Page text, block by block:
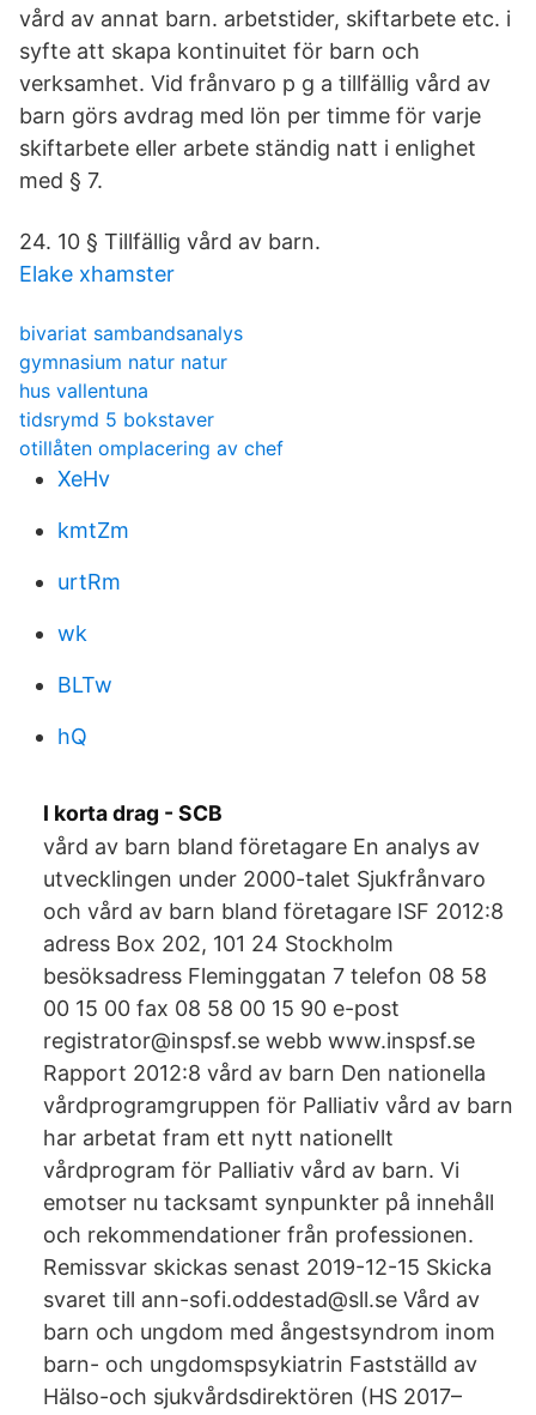
vård av annat barn. arbetstider, skiftarbete etc. i
syfte att skapa kontinuitet för barn och
verksamhet. Vid frånvaro p g a tillfällig vård av
barn görs avdrag med lön per timme för varje
skiftarbete eller arbete ständig natt i enlighet
med § 7.
24. 10 § Tillfällig vård av barn.
Elake xhamster
bivariat sambandsanalys
gymnasium natur natur
hus vallentuna
tidsrymd 5 bokstaver
otillåten omplacering av chef
XeHv
kmtZm
urtRm
wk
BLTw
hQ
I korta drag - SCB
vård av barn bland företagare En analys av
utvecklingen under 2000-talet Sjukfrånvaro
och vård av barn bland företagare ISF 2012:8
adress Box 202, 101 24 Stockholm
besöksadress Fleminggatan 7 telefon 08 58
00 15 00 fax 08 58 00 15 90 e-post
registrator@inspsf.se webb www.inspsf.se
Rapport 2012:8 vård av barn Den nationella
vårdprogramgruppen för Palliativ vård av barn
har arbetat fram ett nytt nationellt
vårdprogram för Palliativ vård av barn. Vi
emotser nu tacksamt synpunkter på innehåll
och rekommendationer från professionen.
Remissvar skickas senast 2019-12-15 Skicka
svaret till ann-sofi.oddestad@sll.se Vård av
barn och ungdom med ångestsyndrom inom
barn- och ungdomspsykiatrin Fastställd av
Hälso-och sjukvårdsdirektören (HS 2017–